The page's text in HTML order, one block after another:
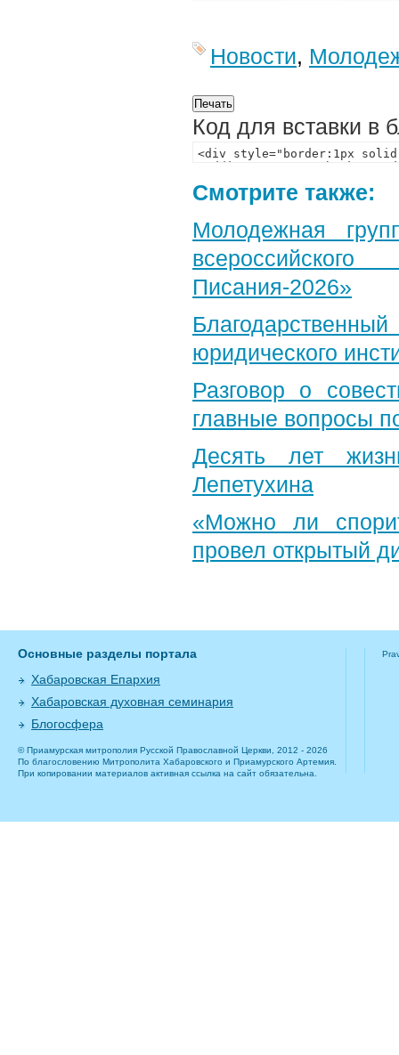
Новости,
Код для вставки в
Смотрите также:
Молодежная
Писания-2026»
юридического
Разговор о
главные вопросы
Десять лет
Лепетухина
«Можно ли
провел открытый
Основные разделы портала
Хабаровская Епархия
Хабаровская духовная семинария
Блогосфера
© Приамурская митрополия Русской Православной Церкви, 2012 - 2026
По благословению Митрополита Хабаровского и Приамурского Артемия.
При копировании материалов активная ссылка на сайт обязательна.